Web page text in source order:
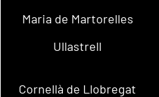
Maria de Martorelles
Ullastrell
Cornellà de Llobregat